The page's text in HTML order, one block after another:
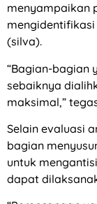
menyampaikan
(silva).
“Bagian-bagian
sebaiknya
maksimal,”
Selain evaluasi
bagian
untuk
dapat